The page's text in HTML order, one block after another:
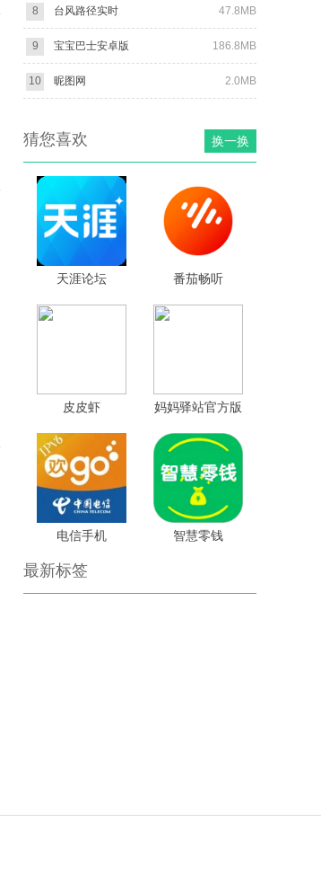
8 47.8MB
台风路径实时
9 186.8MB
宝宝巴士安卓版
10 2.0MB
昵图网
换一换
猜您喜欢
天涯论坛 番茄畅听
皮皮虾 妈妈驿站官方版
电信手机 智慧零钱
最新标签